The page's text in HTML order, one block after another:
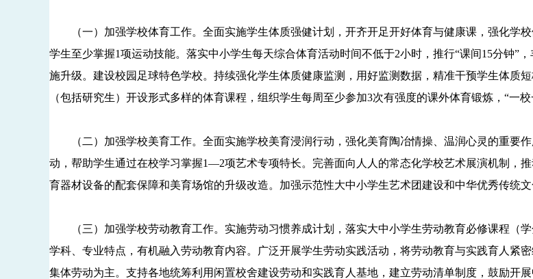
（一）加强学校体育工作。全面实施学生体质强健计划，开齐开足开好体育与健康课，强化学
学生至少掌握1项运动技能。落实中小学生每天综合体育活动时间不低于2小时，推行“课间15分钟”
施升级。建设校园足球特色学校。持续强化学生体质健康监测，用好监测数据，精准干预学生体质
（包括研究生）开设形式多样的体育课程，组织学生每周至少参加3次有强度的课外体育锻炼，“一
（二）加强学校美育工作。全面实施学校美育浸润行动，强化美育陶冶情操、温润心灵的重要
动，帮助学生通过在校学习掌握1—2项艺术专项特长。完善面向人人的常态化学校艺术展演机制，
育器材设备的配套保障和美育场馆的升级改造。加强示范性大中小学生艺术团建设和中华优秀传统文
（三）加强学校劳动教育工作。实施劳动习惯养成计划，落实大中小学生劳动教育必修课程（
学科、专业特点，有机融入劳动教育内容。广泛开展学生劳动实践活动，将劳动教育与实践育人紧
集体劳动为主。支持各地统筹利用闲置校舍建设劳动和实践育人基地，建立劳动清单制度，鼓励开